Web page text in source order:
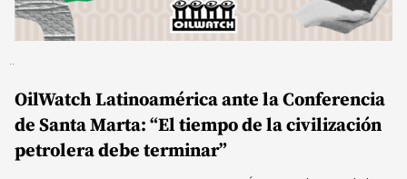
OilWatch Latinoamérica ante la Conferencia
de Santa Marta: “El tiempo de la civilización
petrolera debe terminar”